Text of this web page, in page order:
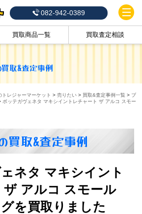
082-942-0389
買取商品一覧 買取査定相談
買取&査定事例
レジャーマーケット > 売りたい> 買取&査定事例一覧 > ブ
ボッテガヴェネタ マキシイントレチャート ザ アルコ スモー
買取&査定事例
ネタ マキシイント
ザ アルコ スモール
を買取りました